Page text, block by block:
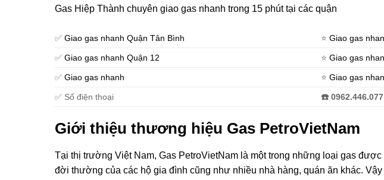
Gas Hiệp Thành chuyên giao gas nhanh trong 15 phút tại các quận
✅ Giao gas nhanh Quận Tân Bình ⭐️Giao gas
✅ Giao gas nhanh Quận 12 ⭐️Giao gas
✅ Giao gas nhanh ⭐️Giao gas
✅ Số điện thoại ☎️ 0962.446.077
Giới thiệu thương hiệu Gas PetroVietNam
Tại thị trường Việt Nam, Gas PetroVietNam là một trong những loại gas
đời thường của các hộ gia đình cũng như nhiều nhà hàng, quán ăn khác.